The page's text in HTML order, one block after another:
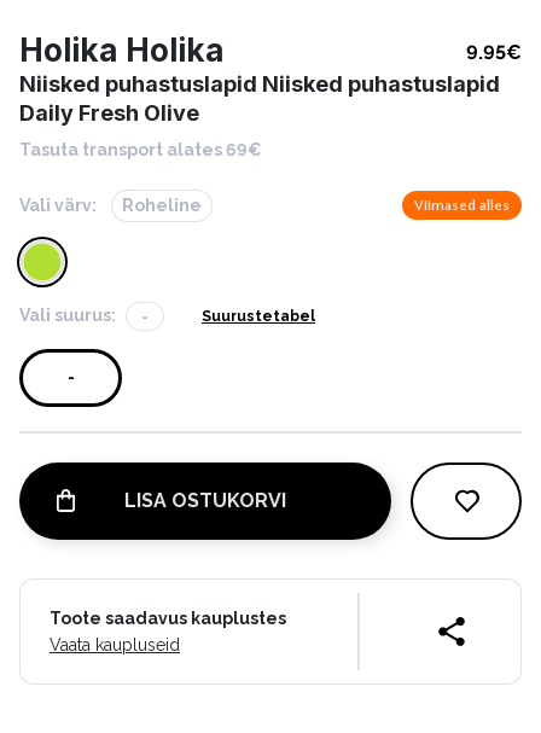
Holika Holika 9.95€
Niisked puhastuslapid Niisked puhastuslapid
Daily Fresh Olive
Tasuta transport alates 69€
Vali värv: Roheline Viimased alles
Vali suurus: - Suurustetabel
-
LISA OSTUKORVI
Toote saadavus kauplustes
Vaata kaupluseid